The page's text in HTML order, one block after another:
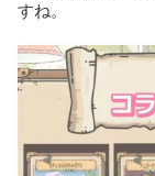
すね。